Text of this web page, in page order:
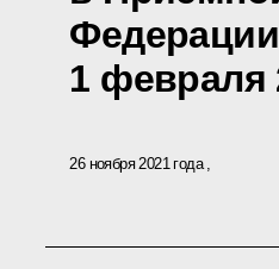
1 февраля
26 ноября 2021 года